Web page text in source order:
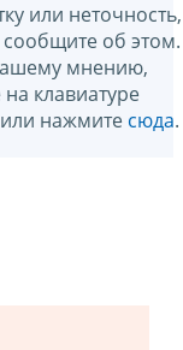
или неточность,
об этом.
мнению,
клавиатуре
нажмите сюда.